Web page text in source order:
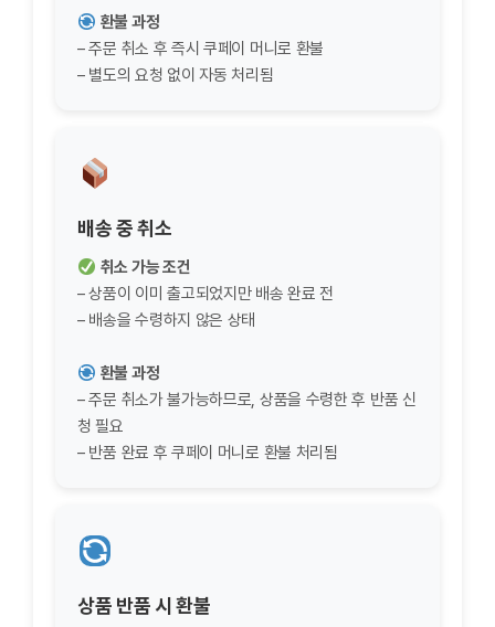
환불 과정
– 주문 취소 후 즉시 쿠페이 머니로 환불
– 별도의 요청 없이 자동 처리됨
배송 중 취소
취소 가능 조건
– 상품이 이미 출고되었지만 배송 완료 전
– 배송을 수령하지 않은 상태
환불 과정
– 주문 취소가 불가능하므로, 상품을 수령한 후 반품 신
청 필요
– 반품 완료 후 쿠페이 머니로 환불 처리됨
상품 반품 시 환불